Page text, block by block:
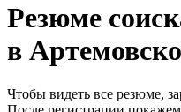
Резюме
в
Чтобы видеть все резюме,